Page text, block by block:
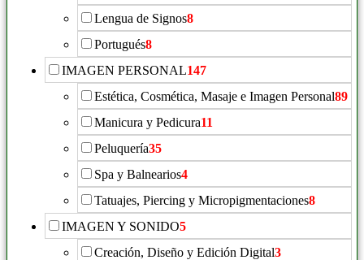
Lengua de Signos8
Portugués8
IMAGEN PERSONAL147
Estética, Cosmética, Masaje e Imagen Personal89
Manicura y Pedicura11
Peluquería35
Spa y Balnearios4
Tatuajes, Piercing y Micropigmentaciones8
IMAGEN Y SONIDO5
Creación, Diseño y Edición Digital3